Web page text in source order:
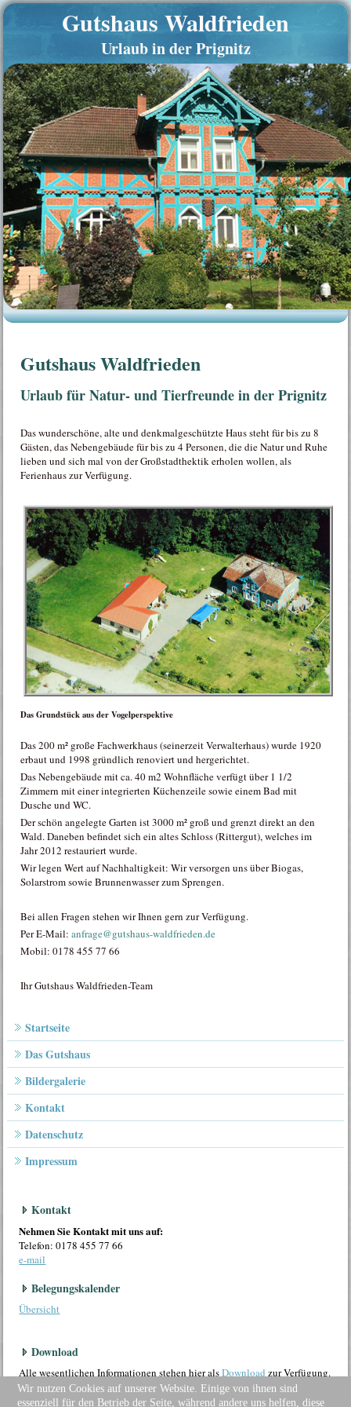
Gutshaus Waldfrieden
Urlaub in der Prignitz
Gutshaus Waldfrieden
Urlaub für Natur- und Tierfreunde in der Prignitz
Das wunderschöne, alte und denkmalgeschützte Haus steht für bis zu 8
Gästen, das Nebengebäude für bis zu 4 Personen, die die Natur und Ruhe
lieben und sich mal von der Großstadthektik erholen wollen, als
Ferienhaus zur Verfügung.
Das Grundstück aus der Vogelperspektive
Das 200 m² große Fachwerkhaus (seinerzeit Verwalterhaus) wurde 1920
erbaut und 1998 gründlich renoviert und hergerichtet.
Das Nebengebäude mit ca. 40 m2 Wohnfläche verfügt über 1 1/2
Zimmern mit einer integrierten Küchenzeile sowie einem Bad mit
Dusche und WC.
Der schön angelegte Garten ist 3000 m² groß und grenzt direkt an den
Wald. Daneben befindet sich ein altes Schloss (Rittergut), welches im
Jahr 2012 restauriert wurde.
Wir legen Wert auf Nachhaltigkeit: Wir versorgen uns über Biogas,
Solarstrom sowie Brunnenwasser zum Sprengen.
Bei allen Fragen stehen wir Ihnen gern zur Verfügung.
Per E-Mail:anfrage@gutshaus-waldfrieden.de
Mobil: 0178 455 77 66
Ihr Gutshaus Waldfrieden-Team
Startseite
Das Gutshaus
Bildergalerie
Kontakt
Datenschutz
Impressum
Kontakt
Nehmen Sie Kontakt mit uns auf:
Telefon: 0178 455 77 66
e-mail
Belegungskalender
Übersicht
Download
Alle wesentlichen Informationen stehen hier alsDownload zur Verfügung.
Wir nutzen Cookies auf unserer Website. Einige von ihnen sind
essenziell für den Betrieb der Seite, während andere uns helfen, diese